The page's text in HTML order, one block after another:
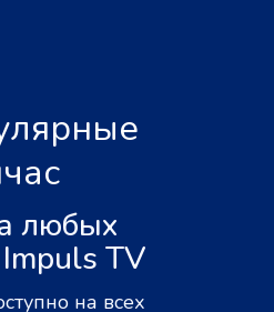
любых
Impuls TV
на всех